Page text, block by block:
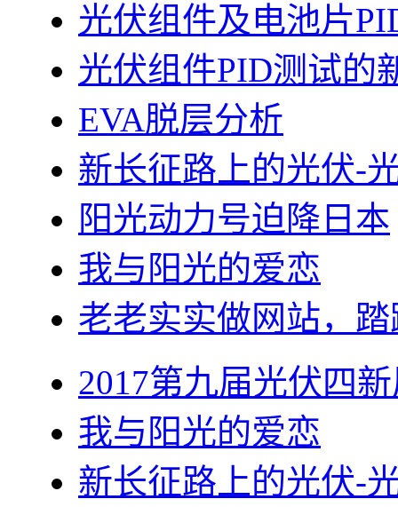
光伏组件及电池片
光伏组件PID测试的
EVA脱层分析
新长征路上的光伏-
阳光动力号迫降日本
我与阳光的爱恋
老老实实做网站，
2017第九届光伏四
我与阳光的爱恋
新长征路上的光伏-